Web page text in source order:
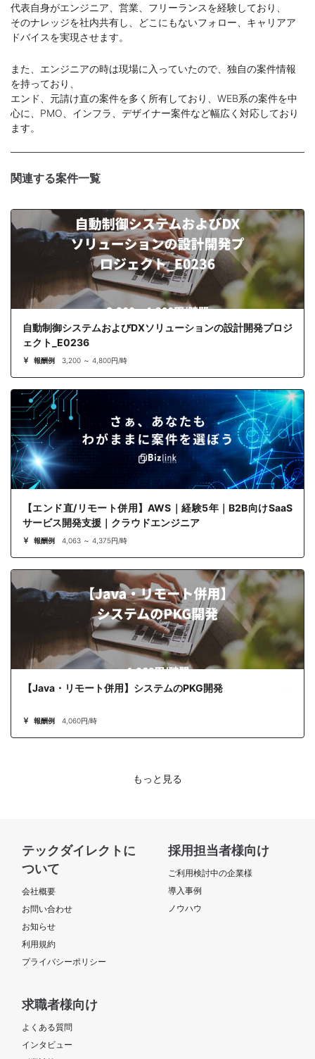
代表自身がエンジニア、営業、フリーランスを経験しており、
そのナレッジを社内共有し、どこにもないフォロー、キャリアア
ドバイスを実現させます。
また、エンジニアの時は現場に入っていたので、独自の案件情報
を持っており、
エンド、元請け直の案件を多く所有しており、WEB系の案件を中
心に、PMO、インフラ、デザイナー案件など幅広く対応しており
ます。
関連する案件一覧
自動制御システムおよびDXソリューションの設計開発プロジ
ェクト_E0236
報酬例 3,200 ～ 4,800円/時
【エンド直/リモート併用】AWS｜経験5年｜B2B向けSaaS
サービス開発支援｜クラウドエンジニア
報酬例 4,063 ～ 4,375円/時
【Java・リモート併用】システムのPKG開発
報酬例 4,060円/時
もっと見る
テックダイレクトに
ついて
会社概要
お問い合わせ
お知らせ
利用規約
プライバシーポリシー
採用担当者様向け
ご利用検討中の企業様
導入事例
ノウハウ
求職者様向け
よくある質問
インタビュー